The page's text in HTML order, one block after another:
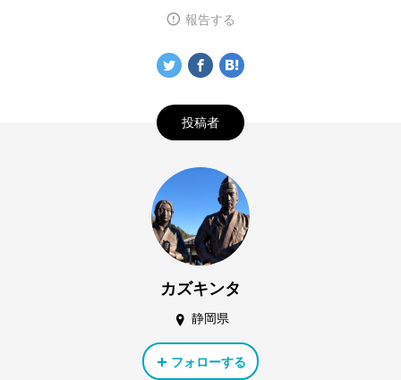
報告する
投稿者
カズキンタ
静岡県
フォローする